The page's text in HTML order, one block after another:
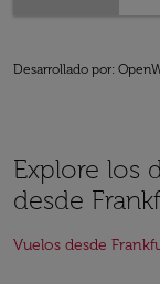
Desarrollado por:
Explore los
desde
Vuelos desde